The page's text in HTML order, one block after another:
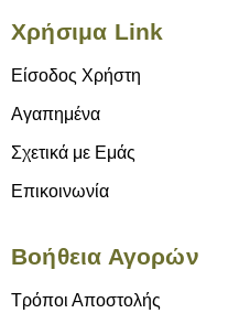
Χρήσιμα Link
Είσοδος Χρήστη
Αγαπημένα
Σχετικά με Εμάς
Επικοινωνία
Βοήθεια Αγορών
Τρόποι Αποστολής